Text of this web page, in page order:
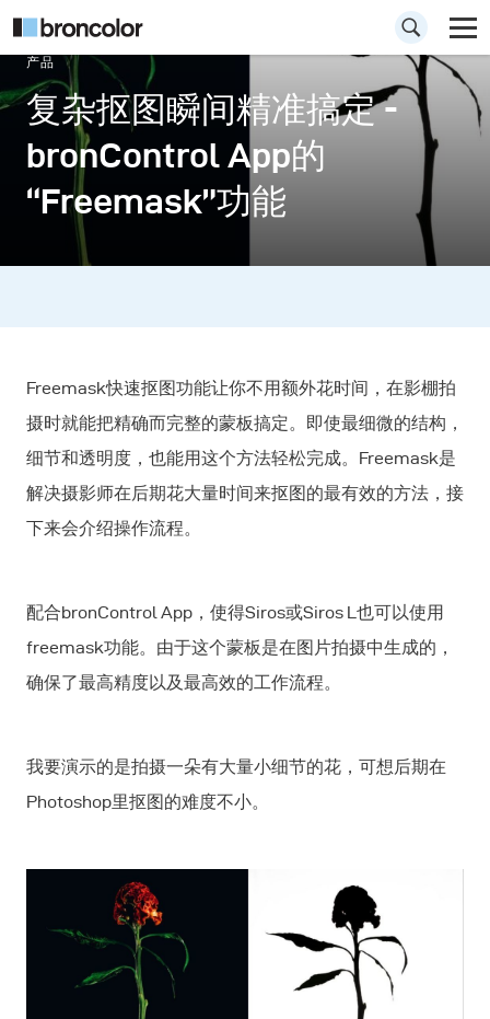
产品
复杂抠图瞬间精准搞定 -
bronControl App的
“Freemask”功能
Freemask快速抠图功能让你不用额外花时间，在影棚拍
摄时就能把精确而完整的蒙板搞定。即使最细微的结构，
细节和透明度，也能用这个方法轻松完成。Freemask是
解决摄影师在后期花大量时间来抠图的最有效的方法，接
下来会介绍操作流程。
配合bronControl App，使得Siros或Siros L也可以使用
freemask功能。由于这个蒙板是在图片拍摄中生成的，
确保了最高精度以及最高效的工作流程。
我要演示的是拍摄一朵有大量小细节的花，可想后期在
Photoshop里抠图的难度不小。